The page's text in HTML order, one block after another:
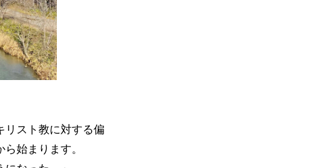
リスト教に対する偏
始まります。